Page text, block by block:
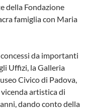
della Fondazione
famiglia con Maria
da importanti
Uffizi, la Galleria
Civico di Padova,
artistica di
dando conto della